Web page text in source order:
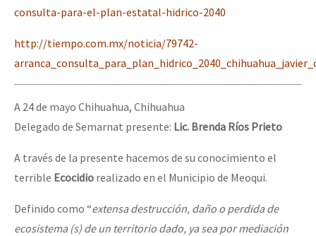
consulta-para-el-plan-estatal-hidrico-2040
http://tiempo.com.mx/noticia/79742-
A 24 de mayo Chihuahua, Chihuahua
Delegado de Semarnat presente: Lic. Brenda Ríos Prieto
A través de la presente hacemos de su conocimiento el
terrible Ecocidio realizado en el Municipio de Meoqui.
Definido como “extensa destrucción, daño o perdida de
ecosistema (s) de un territorio dado, ya sea por mediación